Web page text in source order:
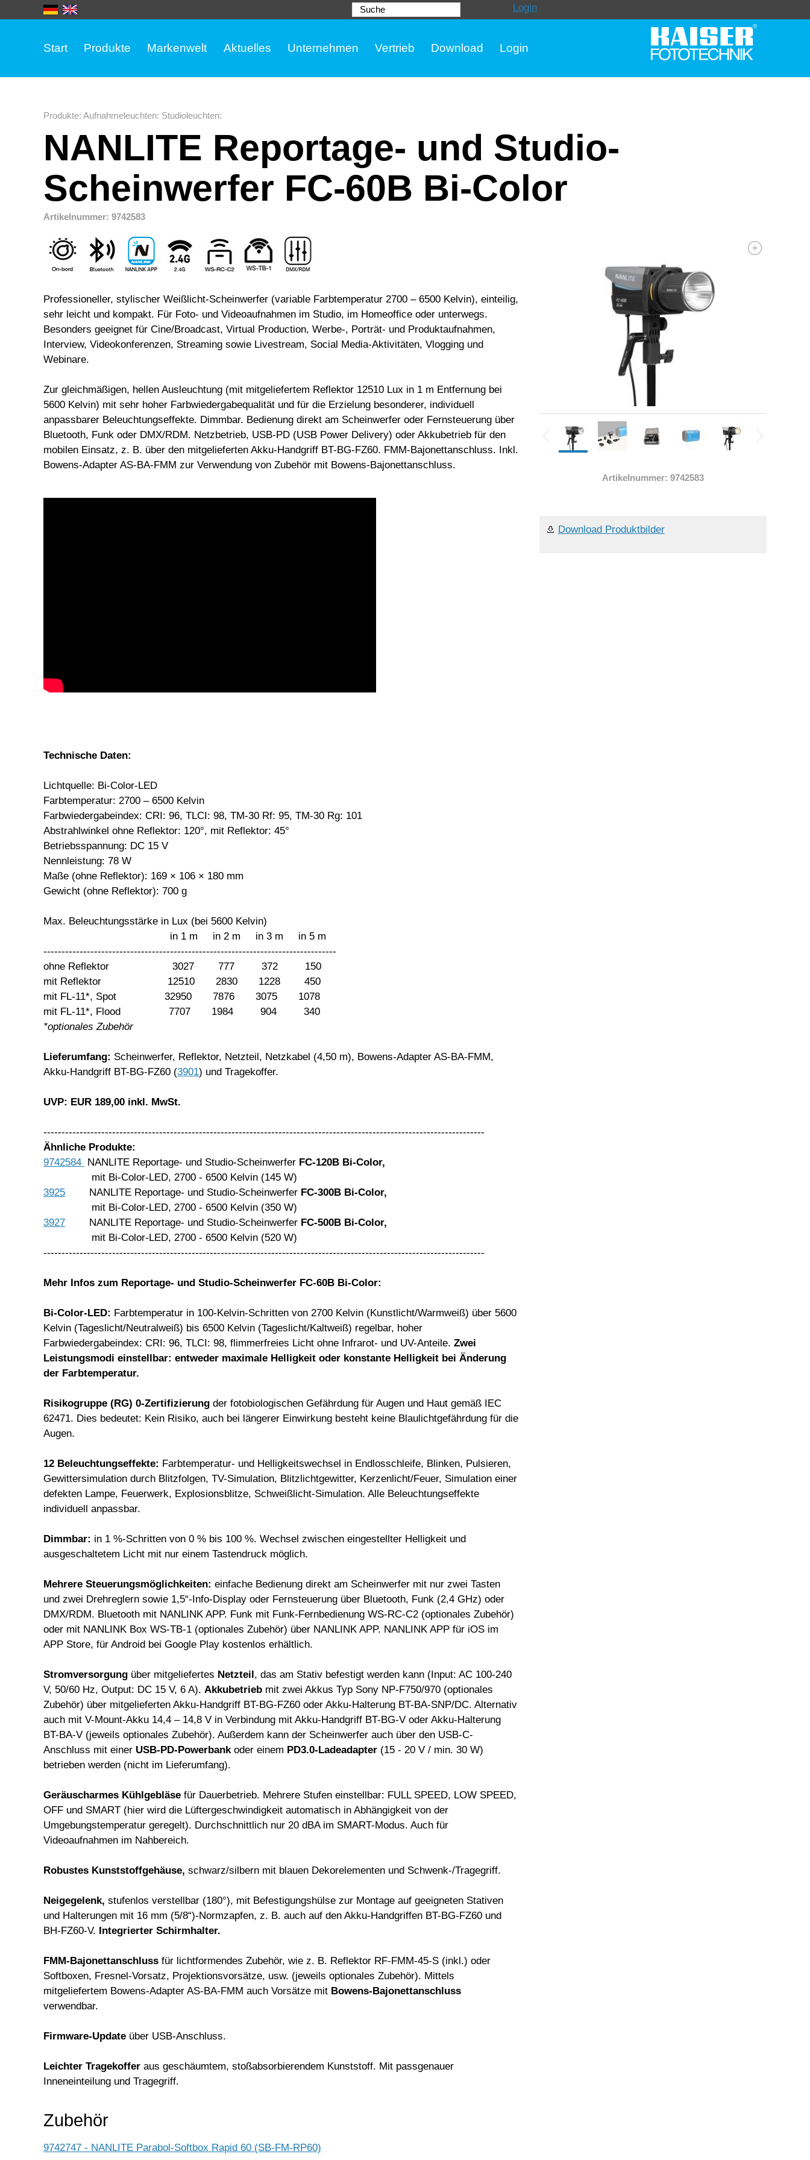
Suche Login
Start Produkte Markenwelt Aktuelles Unternehmen Vertrieb Download Login
Produkte: Aufnahmeleuchten: Studioleuchten:
NANLITE Reportage- und Studio-
Scheinwerfer FC-60B Bi-Color
Artikelnummer: 9742583
Professioneller, stylischer Weißlicht-Scheinwerfer (variable Farbtemperatur 2700 – 6500 Kelvin), einteilig,
sehr leicht und kompakt. Für Foto- und Videoaufnahmen im Studio, im Homeoffice oder unterwegs.
Besonders geeignet für Cine/Broadcast, Virtual Production, Werbe-, Porträt- und Produktaufnahmen,
Interview, Videokonferenzen, Streaming sowie Livestream, Social Media-Aktivitäten, Vlogging und
Webinare.
Zur gleichmäßigen, hellen Ausleuchtung (mit mitgeliefertem Reflektor 12510 Lux in 1 m Entfernung bei
5600 Kelvin) mit sehr hoher Farbwiedergabequalität und für die Erzielung besonderer, individuell
anpassbarer Beleuchtungseffekte. Dimmbar. Bedienung direkt am Scheinwerfer oder Fernsteuerung über
Bluetooth, Funk oder DMX/RDM. Netzbetrieb, USB-PD (USB Power Delivery) oder Akkubetrieb für den
mobilen Einsatz, z. B. über den mitgelieferten Akku-Handgriff BT-BG-FZ60. FMM-Bajonettanschluss. Inkl.
Bowens-Adapter AS-BA-FMM zur Verwendung von Zubehör mit Bowens-Bajonettanschluss.
Technische Daten:
Lichtquelle: Bi-Color-LED
Farbtemperatur: 2700 – 6500 Kelvin
Farbwiedergabeindex: CRI: 96, TLCI: 98, TM-30 Rf: 95, TM-30 Rg: 101
Abstrahlwinkel ohne Reflektor: 120°, mit Reflektor: 45°
Betriebsspannung: DC 15 V
Nennleistung: 78 W
Maße (ohne Reflektor): 169 × 106 × 180 mm
Gewicht (ohne Reflektor): 700 g
Max. Beleuchtungsstärke in Lux (bei 5600 Kelvin)
in 1 m in 2 m in 3 m in 5 m
---------------------------------------------------------------------------------
ohne Reflektor 3027 777 372 150
mit Reflektor 12510 2830 1228 450
mit FL-11*, Spot 32950 7876 3075 1078
mit FL-11*, Flood 7707 1984 904 340
*optionales Zubehör
Lieferumfang: Scheinwerfer, Reflektor, Netzteil, Netzkabel (4,50 m), Bowens-Adapter AS-BA-FMM,
Akku-Handgriff BT-BG-FZ60 (3901) und Tragekoffer.
UVP: EUR 189,00 inkl. MwSt.
--------------------------------------------------------------------------------------------------------------------------
Ähnliche Produkte:
9742584 NANLITE Reportage- und Studio-Scheinwerfer FC-120B Bi-Color,
mit Bi-Color-LED, 2700 - 6500 Kelvin (145 W)
3925 NANLITE Reportage- und Studio-Scheinwerfer FC-300B Bi-Color,
mit Bi-Color-LED, 2700 - 6500 Kelvin (350 W)
3927 NANLITE Reportage- und Studio-Scheinwerfer FC-500B Bi-Color,
mit Bi-Color-LED, 2700 - 6500 Kelvin (520 W)
--------------------------------------------------------------------------------------------------------------------------
Mehr Infos zum Reportage- und Studio-Scheinwerfer FC-60B Bi-Color:
Bi-Color-LED: Farbtemperatur in 100-Kelvin-Schritten von 2700 Kelvin (Kunstlicht/Warmweiß) über 5600
Kelvin (Tageslicht/Neutralweiß) bis 6500 Kelvin (Tageslicht/Kaltweiß) regelbar, hoher
Farbwiedergabeindex: CRI: 96, TLCI: 98, flimmerfreies Licht ohne Infrarot- und UV-Anteile. Zwei
Leistungsmodi einstellbar: entweder maximale Helligkeit oder konstante Helligkeit bei Änderung
der Farbtemperatur.
Risikogruppe (RG) 0-Zertifizierung der fotobiologischen Gefährdung für Augen und Haut gemäß IEC
62471. Dies bedeutet: Kein Risiko, auch bei längerer Einwirkung besteht keine Blaulichtgefährdung für die
Augen.
12 Beleuchtungseffekte: Farbtemperatur- und Helligkeitswechsel in Endlosschleife, Blinken, Pulsieren,
Gewittersimulation durch Blitzfolgen, TV-Simulation, Blitzlichtgewitter, Kerzenlicht/Feuer, Simulation einer
defekten Lampe, Feuerwerk, Explosionsblitze, Schweißlicht-Simulation. Alle Beleuchtungseffekte
individuell anpassbar.
Dimmbar: in 1 %-Schritten von 0 % bis 100 %. Wechsel zwischen eingestellter Helligkeit und
ausgeschaltetem Licht mit nur einem Tastendruck möglich.
Mehrere Steuerungsmöglichkeiten: einfache Bedienung direkt am Scheinwerfer mit nur zwei Tasten
und zwei Drehreglern sowie 1,5“-Info-Display oder Fernsteuerung über Bluetooth, Funk (2,4 GHz) oder
DMX/RDM. Bluetooth mit NANLINK APP. Funk mit Funk-Fernbedienung WS-RC-C2 (optionales Zubehör)
oder mit NANLINK Box WS-TB-1 (optionales Zubehör) über NANLINK APP. NANLINK APP für iOS im
APP Store, für Android bei Google Play kostenlos erhältlich.
Stromversorgung über mitgeliefertes Netzteil, das am Stativ befestigt werden kann (Input: AC 100-240
V, 50/60 Hz, Output: DC 15 V, 6 A). Akkubetrieb mit zwei Akkus Typ Sony NP-F750/970 (optionales
Zubehör) über mitgelieferten Akku-Handgriff BT-BG-FZ60 oder Akku-Halterung BT-BA-SNP/DC. Alternativ
auch mit V-Mount-Akku 14,4 – 14,8 V in Verbindung mit Akku-Handgriff BT-BG-V oder Akku-Halterung
BT-BA-V (jeweils optionales Zubehör). Außerdem kann der Scheinwerfer auch über den USB-C-
Anschluss mit einer USB-PD-Powerbankoder einem PD3.0-Ladeadapter (15 - 20 V / min. 30 W)
betrieben werden (nicht im Lieferumfang).
Geräuscharmes Kühlgebläse für Dauerbetrieb. Mehrere Stufen einstellbar: FULL SPEED, LOW SPEED,
OFF und SMART (hier wird die Lüftergeschwindigkeit automatisch in Abhängigkeit von der
Umgebungstemperatur geregelt). Durchschnittlich nur 20 dBA im SMART-Modus. Auch für
Videoaufnahmen im Nahbereich.
Robustes Kunststoffgehäuse, schwarz/silbern mit blauen Dekorelementen und Schwenk-/Tragegriff.
Neigegelenk, stufenlos verstellbar (180°), mit Befestigungshülse zur Montage auf geeigneten Stativen
und Halterungen mit 16 mm (5/8“)-Normzapfen, z. B. auch auf den Akku-Handgriffen BT-BG-FZ60 und
BH-FZ60-V. Integrierter Schirmhalter.
FMM-Bajonettanschluss für lichtformendes Zubehör, wie z. B. Reflektor RF-FMM-45-S (inkl.) oder
Softboxen, Fresnel-Vorsatz, Projektionsvorsätze, usw. (jeweils optionales Zubehör). Mittels
mitgeliefertem Bowens-Adapter AS-BA-FMM auch Vorsätze mit Bowens-Bajonettanschluss
verwendbar.
Firmware-Update über USB-Anschluss.
Leichter Tragekoffer aus geschäumtem, stoßabsorbierendem Kunststoff. Mit passgenauer
Inneneinteilung und Tragegriff.
Zubehör
9742747 - NANLITE Parabol-Softbox Rapid 60 (SB-FM-RP60)
Artikelnummer: 9742583
Download Produktbilder